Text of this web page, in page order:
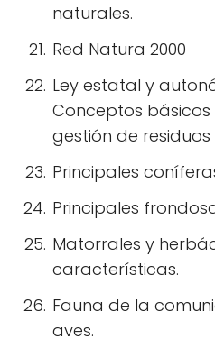
naturales.
Red Natura 2000
Ley estatal y
Conceptos
gestión de residuos
Principales
Principales
Matorrales y
características.
Fauna de la
aves.